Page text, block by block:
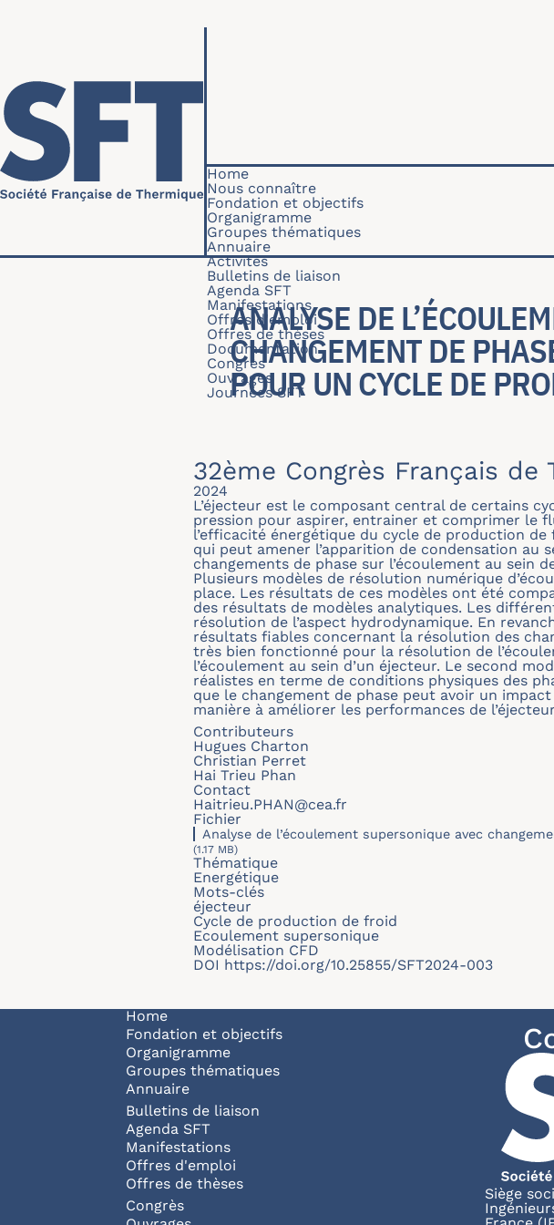
Navigation principale
Home
Nous connaître
Fondation et objectifs
Organigramme
Groupes thématiques
Annuaire
Activités
Bulletins de liaison
Agenda SFT
Manifestations
Offres d'emploi
Offres de thèses
Documentation
Congrès
Ouvrages
Journées SFT
ANALYSE DE
CHANGEMENT DE
POUR UN CYCLE DE
32ème Congrès Français de
2024
L’éjecteur est le composant central de certains
pression pour aspirer, entrainer et comprimer le
l’efficacité énergétique du cycle de production
qui peut amener l’apparition de condensation au
changements de phase sur l’écoulement au sein
Plusieurs modèles de résolution numérique
place. Les résultats de ces modèles ont été
des résultats de modèles analytiques. Les
résolution de l’aspect hydrodynamique. En
résultats fiables concernant la résolution des
très bien fonctionné pour la résolution de
l’écoulement au sein d’un éjecteur. Le second
réalistes en terme de conditions physiques des
que le changement de phase peut avoir un
manière à améliorer les performances de
Contributeurs
Hugues Charton
Christian Perret
Hai Trieu Phan
Contact
Haitrieu.PHAN@cea.fr
Fichier
Analyse de l’écoulement supersonique avec
(1.17 MB)
Thématique
Energétique
Mots-clés
éjecteur
Cycle de production de froid
Ecoulement supersonique
Modélisation CFD
DOI https://doi.org/10.25855/SFT2024-003
Navigation principale
Home
Fondation et objectifs
Organigramme
Groupes thématiques
Annuaire
Bulletins de liaison
Agenda SFT
Manifestations
Offres d'emploi
Offres de thèses
Congrès
Siège